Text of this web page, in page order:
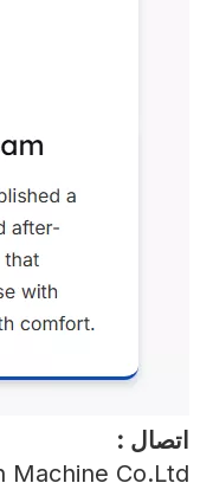
اتصال :
Machine Co.Ltd.